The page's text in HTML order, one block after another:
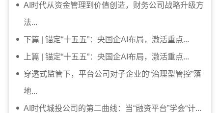
AI时代从资金管理到价值创造，财务公司战略升级方
法...
下篇 | 锚定“十五五”：央国企AI布局，激活重点...
上篇 | 锚定“十五五”：央国企AI布局，激活重点...
穿透式监管下，平台公司对子企业的“治理型管控”落
地...
AI时代城投公司的第二曲线：当“融资平台”学会“计...